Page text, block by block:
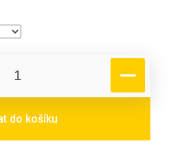
do košíku